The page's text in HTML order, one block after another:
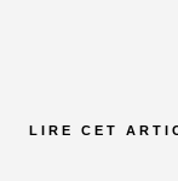
LIRE CET